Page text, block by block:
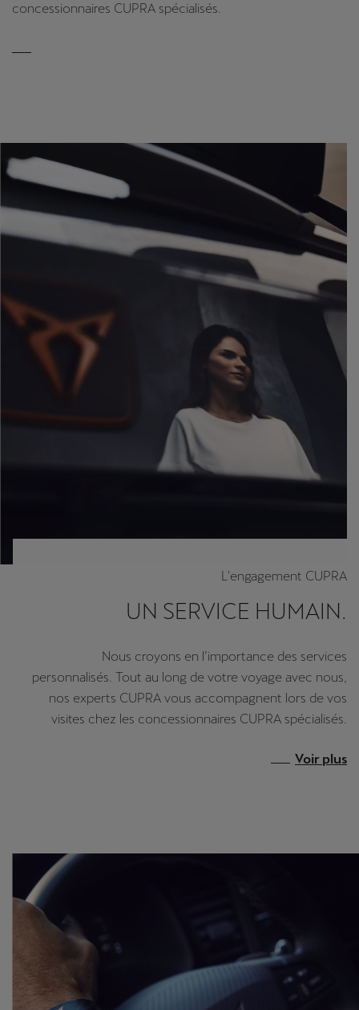
concessionnaires CUPRA spécialisés.
L'engagement CUPRA
UN SERVICE HUMAIN.
Nous croyons en l’importance des services
personnalisés. Tout au long de votre voyage avec nous,
nos experts CUPRA vous accompagnent lors de vos
visites chez les concessionnaires CUPRA spécialisés.
Voir plus